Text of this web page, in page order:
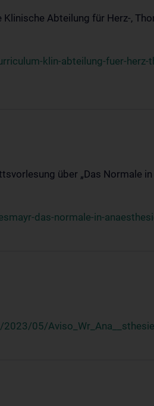
Abteilung für Herz-,
klin-abteilung-fuer-herz-
über „Das Normale
das-normale-in-
05/